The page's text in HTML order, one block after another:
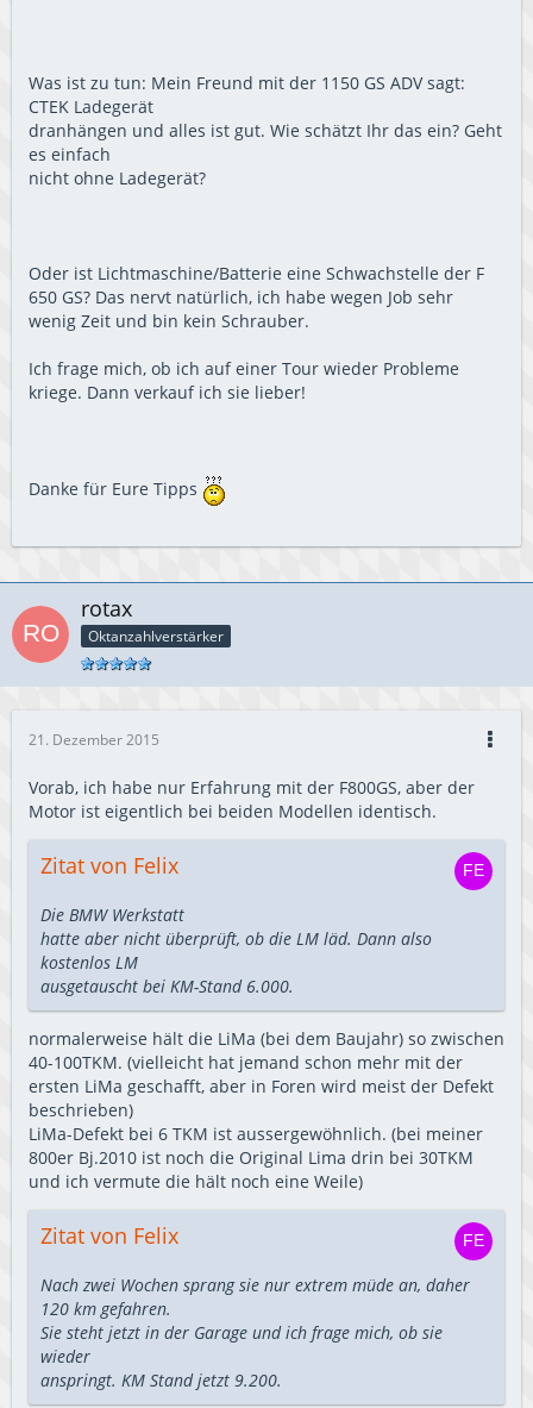
Was ist zu tun: Mein Freund mit der 1150 GS ADV sagt:
CTEK Ladegerät
dranhängen und alles ist gut. Wie schätzt Ihr das ein? Geht
es einfach
nicht ohne Ladegerät?
Oder ist Lichtmaschine/Batterie eine Schwachstelle der F
650 GS? Das nervt natürlich, ich habe wegen Job sehr
wenig Zeit und bin kein Schrauber.
Ich frage mich, ob ich auf einer Tour wieder Probleme
kriege. Dann verkauf ich sie lieber!
Danke für Eure Tipps
rotax
Oktanzahlverstärker
21. Dezember 2015
Vorab, ich habe nur Erfahrung mit der F800GS, aber der
Motor ist eigentlich bei beiden Modellen identisch.
Zitat von Felix
Die BMW Werkstatt
hatte aber nicht überprüft, ob die LM läd. Dann also
kostenlos LM
ausgetauscht bei KM-Stand 6.000.
normalerweise hält die LiMa (bei dem Baujahr) so zwischen
40-100TKM. (vielleicht hat jemand schon mehr mit der
ersten LiMa geschafft, aber in Foren wird meist der Defekt
beschrieben)
LiMa-Defekt bei 6 TKM ist aussergewöhnlich. (bei meiner
800er Bj.2010 ist noch die Original Lima drin bei 30TKM
und ich vermute die hält noch eine Weile)
Zitat von Felix
Nach zwei Wochen sprang sie nur extrem müde an, daher
120 km gefahren.
Sie steht jetzt in der Garage und ich frage mich, ob sie
wieder
anspringt. KM Stand jetzt 9.200.